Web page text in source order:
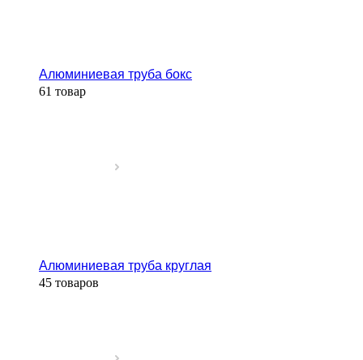
Алюминиевая труба бокс
61 товар
Алюминиевая труба круглая
45 товаров